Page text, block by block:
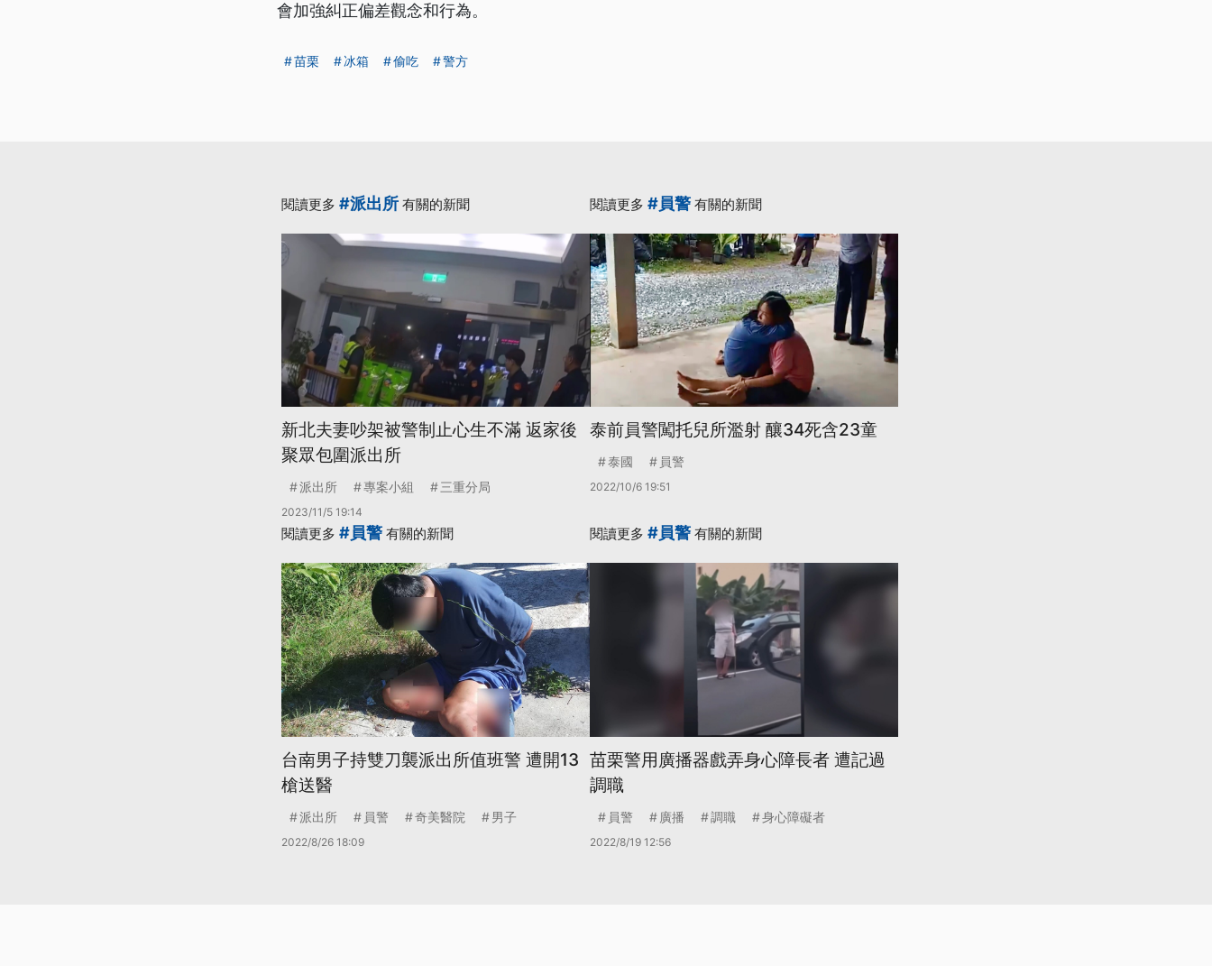
會加強糾正偏差觀念和行為。
苗栗 冰箱 偷吃 警方
閱讀更多 #派出所 有關的新聞
新北夫妻吵架被警制止心生不滿 返家後
聚眾包圍派出所
派出所 專案小組 三重分局
2023/11/5 19:14
閱讀更多 #員警 有關的新聞
泰前員警闖托兒所濫射 釀34死含23童
泰國 員警
2022/10/6 19:51
閱讀更多 #員警 有關的新聞
台南男子持雙刀襲派出所值班警 遭開13
槍送醫
派出所 員警 奇美醫院 男子
2022/8/26 18:09
閱讀更多 #員警 有關的新聞
苗栗警用廣播器戲弄身心障長者 遭記過
調職
員警 廣播 調職 身心障礙者
2022/8/19 12:56